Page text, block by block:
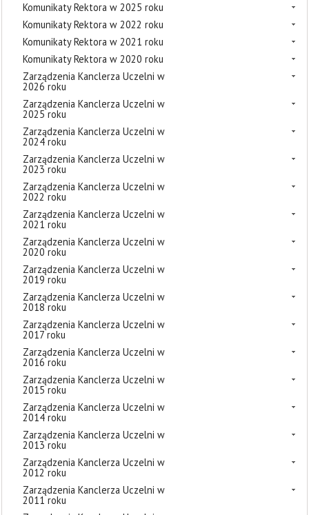
Komunikaty Rektora w 2025 roku
Komunikaty Rektora w 2022 roku
Komunikaty Rektora w 2021 roku
Komunikaty Rektora w 2020 roku
Zarządzenia Kanclerza Uczelni w
2026 roku
Zarządzenia Kanclerza Uczelni w
2025 roku
Zarządzenia Kanclerza Uczelni w
2024 roku
Zarządzenia Kanclerza Uczelni w
2023 roku
Zarządzenia Kanclerza Uczelni w
2022 roku
Zarządzenia Kanclerza Uczelni w
2021 roku
Zarządzenia Kanclerza Uczelni w
2020 roku
Zarządzenia Kanclerza Uczelni w
2019 roku
Zarządzenia Kanclerza Uczelni w
2018 roku
Zarządzenia Kanclerza Uczelni w
2017 roku
Zarządzenia Kanclerza Uczelni w
2016 roku
Zarządzenia Kanclerza Uczelni w
2015 roku
Zarządzenia Kanclerza Uczelni w
2014 roku
Zarządzenia Kanclerza Uczelni w
2013 roku
Zarządzenia Kanclerza Uczelni w
2012 roku
Zarządzenia Kanclerza Uczelni w
2011 roku